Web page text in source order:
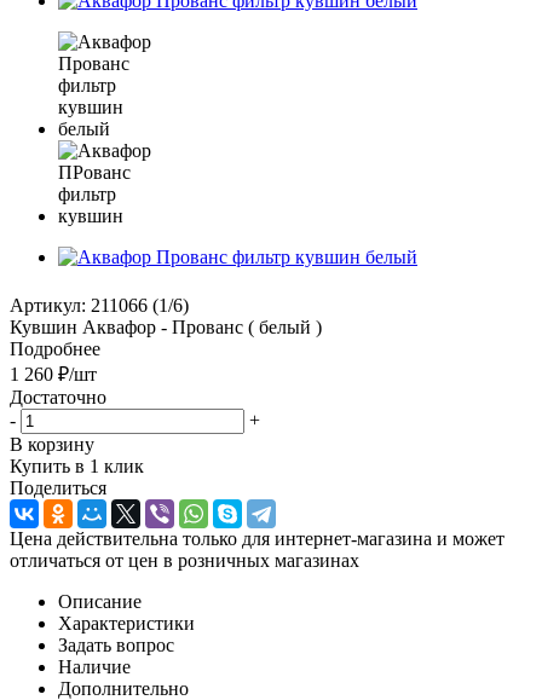
Артикул: 211066 (1/6)
Кувшин Аквафор - Прованс ( белый )
Подробнее
1 260 ₽/шт
Достаточно
-
+
В корзину
Купить в 1 клик
Поделиться
Цена действительна только для интернет-магазина и может
отличаться от цен в розничных магазинах
Описание
Характеристики
Задать вопрос
Наличие
Дополнительно